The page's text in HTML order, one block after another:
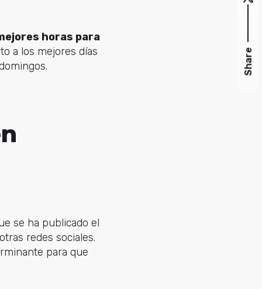
horas para
a los mejores días
se ha publicado el
redes sociales.
para que
Share